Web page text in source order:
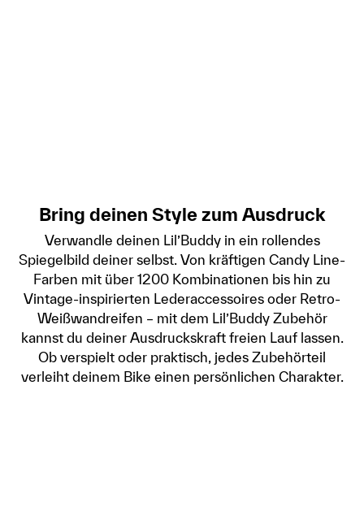
Bring deinen Style zum Ausdruck
Verwandle deinen Lil’Buddy in ein rollendes
Spiegelbild deiner selbst. Von kräftigen Candy Line-
Farben mit über 1200 Kombinationen bis hin zu
Vintage-inspirierten Lederaccessoires oder Retro-
Weißwandreifen – mit dem Lil’Buddy Zubehör
kannst du deiner Ausdruckskraft freien Lauf lassen.
Ob verspielt oder praktisch, jedes Zubehörteil
verleiht deinem Bike einen persönlichen Charakter.